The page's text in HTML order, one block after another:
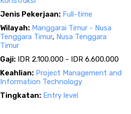
Jenis Pekerjaan: Full-time
Wilayah: Manggarai Timur - Nusa
Tenggara Timur, Nusa Tenggara
Timur
Gaji: IDR 2.100.000 - IDR 6.600.000
Keahlian: Project Management and
Information Technology
Tingkatan: Entry level